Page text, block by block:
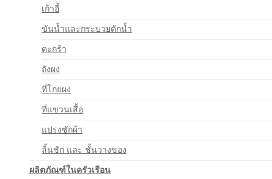
เก้าอี้
ขันน้ำและกระบวยตักน้ำ
ตะกร้า
ถังผง
ที่โกยผง
ที่แขวนเสื้อ
แปรงซักผ้า
ลิ้นชัก และ ชั้นวางของ
ผลิตภัณฑ์ในครัวเรือน